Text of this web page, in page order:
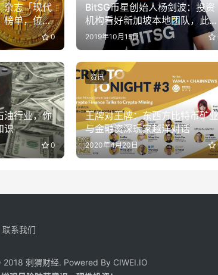
杂志「现代
榜单，位列
0
BitSG币星创始人杨剑波：投资
机构看好新加坡本地团队，此番
进军中国请拭目以待
2019年10月15日
油行业，你
识
0
王牌对王牌：东西方比特币矿业
与金融资深玩家越洋对话
2020年4月20日
资讯
联系我们
刺猬财经. Powered By CIWEI.IO